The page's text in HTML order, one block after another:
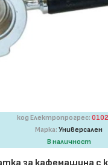
код Електропрогрес:
Марка: Универсален
В наличност
за кафемашина с